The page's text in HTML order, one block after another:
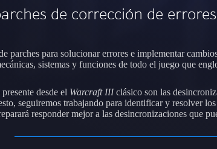
de corrección de
parches para solucionar errores e implementar
sistemas y funciones de todo el juego que
desde el Warcraft IIIclásico son las
seguiremos trabajando para identificar y resolver
responder mejor a las desincronizaciones que